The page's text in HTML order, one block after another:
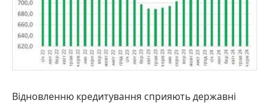
Відновленню кредитування сприяють державні